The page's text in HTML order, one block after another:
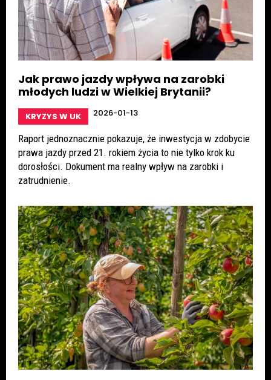
Jak prawo jazdy wpływa na zarobki
młodych ludzi w Wielkiej Brytanii?
KRYZYS W UK 2026-01-13
Raport jednoznacznie pokazuje, że inwestycja w zdobycie
prawa jazdy przed 21. rokiem życia to nie tylko krok ku
dorosłości. Dokument ma realny wpływ na zarobki i
zatrudnienie.